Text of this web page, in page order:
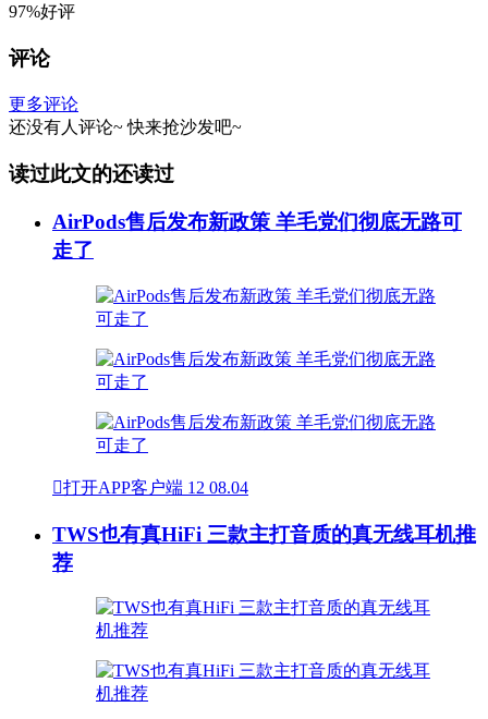
97%好评
评论
更多评论
还没有人评论~ 快来抢沙发吧~
读过此文的还读过
AirPods售后发布新政策 羊毛党们彻底无路可
走了
打开APP客户端 12 08.04
TWS也有真HiFi 三款主打音质的真无线耳机推
荐